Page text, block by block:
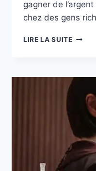
gagner de
chez des gens
LIRE LA SUITE
SÉRIE